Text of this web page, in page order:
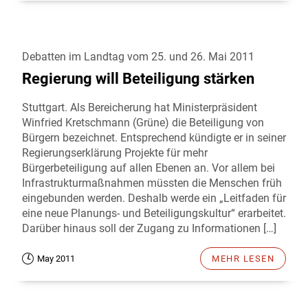
Debatten im Landtag vom 25. und 26. Mai 2011
Regierung will Beteiligung stärken
Stuttgart. Als Bereicherung hat Ministerpräsident
Winfried Kretschmann (Grüne) die Beteiligung von
Bürgern bezeichnet. Entsprechend kündigte er in seiner
Regierungserklärung Projekte für mehr
Bürgerbeteiligung auf allen Ebenen an. Vor allem bei
Infrastrukturmaßnahmen müssten die Menschen früh
eingebunden werden. Deshalb werde ein „Leitfaden für
eine neue Planungs- und Beteiligungskultur“ erarbeitet.
Darüber hinaus soll der Zugang zu Informationen […]
May 2011 MEHR LESEN